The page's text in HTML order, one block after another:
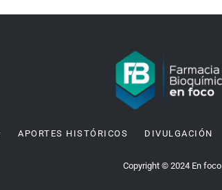
APORTES HISTÓRICOS DIVULGACIÓN
Copyright © 2024 En foco